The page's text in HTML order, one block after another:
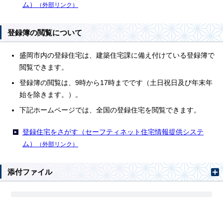
ム）
（外部リンク）
登録簿の閲覧について
盛岡市内の登録住宅は、建築住宅課に備え付けている登録簿で
閲覧できます。
登録簿の閲覧は、9時から17時までです（土日祝日及び年末年
始を除きます。）。
下記ホームページでは、全国の登録住宅を閲覧できます。
登録住宅をさがす（セーフティネット住宅情報提供システ
ム）
（外部リンク）
添付ファイル